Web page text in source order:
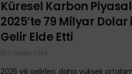
Küresel Karbon
2025’te 79 Milyar Dolar
Gelir Elde Etti
17 NISAN 2026
2025 yılı gelirleri, daha yüksek